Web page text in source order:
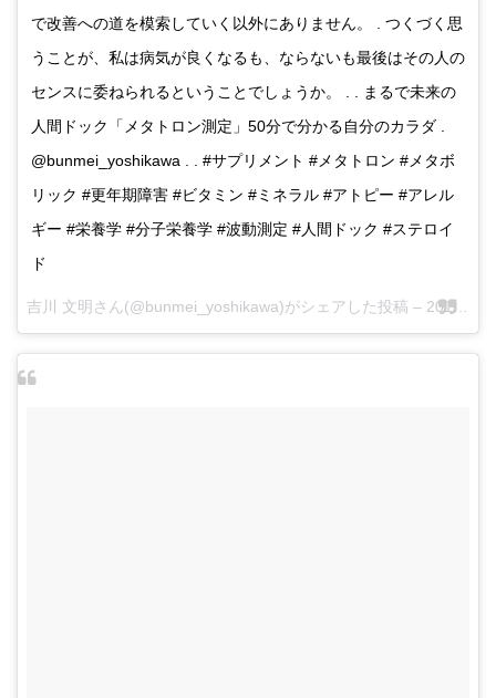
で改善への道を模索していく以外にありません。 . つくづく思
うことが、私は病気が良くなるも、ならないも最後はその人の
センスに委ねられるということでしょうか。 . . まるで未来の
人間ドック「メタトロン測定」50分で分かる自分のカラダ .
@bunmei_yoshikawa . . #サプリメント #メタトロン #メタボ
リック #更年期障害 #ビタミン #ミネラル #アトピー #アレル
ギー #栄養学 #分子栄養学 #波動測定 #人間ドック #ステロイ
ド
吉川 文明さん(@bunmei_yoshikawa)がシェアした投稿 – 2017 5月 22 4:27午後 PDT